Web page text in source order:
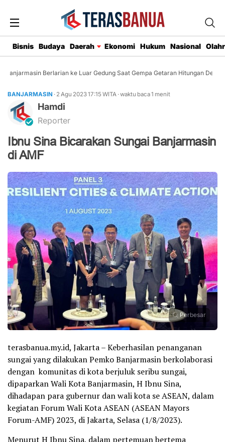
Bisnis Budaya Daerah Ekonomi Hukum Nasional
Berlarian ke Luar Gedung Saat Gempa Getaran Hitungan Detik
BANJARMASIN · 2 Agu 202317:15 WITA ·waktu baca 1 menit
Hamdi
Reporter
Ibnu Sina Bicarakan Sungai Banjarmasin
di AMF
Perbesar
terasbanua.my.id, Jakarta – Keberhasilan penanganan
sungai yang dilakukan Pemko Banjarmasin berkolaborasi
dengan komunitas di kota berjuluk seribu sungai,
dipaparkan Wali Kota Banjarmasin, H Ibnu Sina,
dihadapan para gubernur dan wali kota se ASEAN, dalam
kegiatan Forum Wali Kota ASEAN (ASEAN Mayors
Forum-AMF) 2023, di Jakarta, Selasa (1/8/2023).
Menurut H Ibnu Sina, dalam pertemuan bertema